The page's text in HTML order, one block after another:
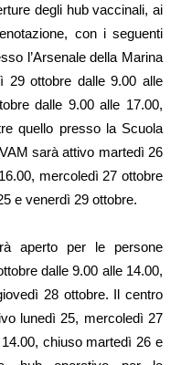
degli hub vaccinali, ai
con i seguenti
l’Arsenale della Marina
29 ottobre dalle 9.00 alle
dalle 9.00 alle 17.00,
quello presso la Scuola
sarà attivo martedì 26
mercoledì 27 ottobre
e venerdì 29 ottobre.
aperto per le persone
dalle 9.00 alle 14.00,
28 ottobre. Il centro
lunedì 25, mercoledì 27
chiuso martedì 26 e